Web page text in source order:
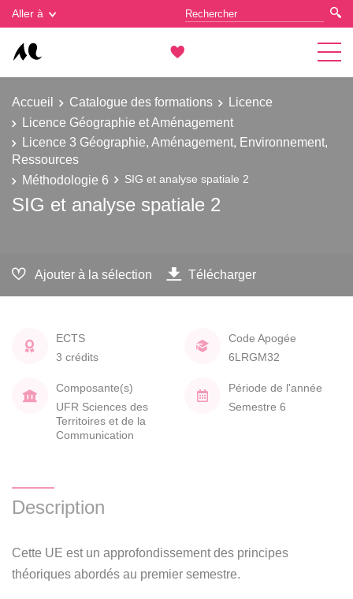
Aller à
Accueil Catalogue des formations
Licence
Licence Géographie et Aménagement
Licence 3 Géographie, Aménagement, Environnement,
Ressources
Méthodologie 6
SIG et analyse spatiale 2
SIG et analyse spatiale 2
Ajouter à la sélection Télécharger
ECTS
3 crédits
Code Apogée
6LRGM32
Composante(s)
UFR Sciences des
Territoires et de la
Communication
Période de l'année
Semestre 6
Description
Cette UE est un approfondissement des principes
théoriques abordés au premier semestre.
Gestion des cookies